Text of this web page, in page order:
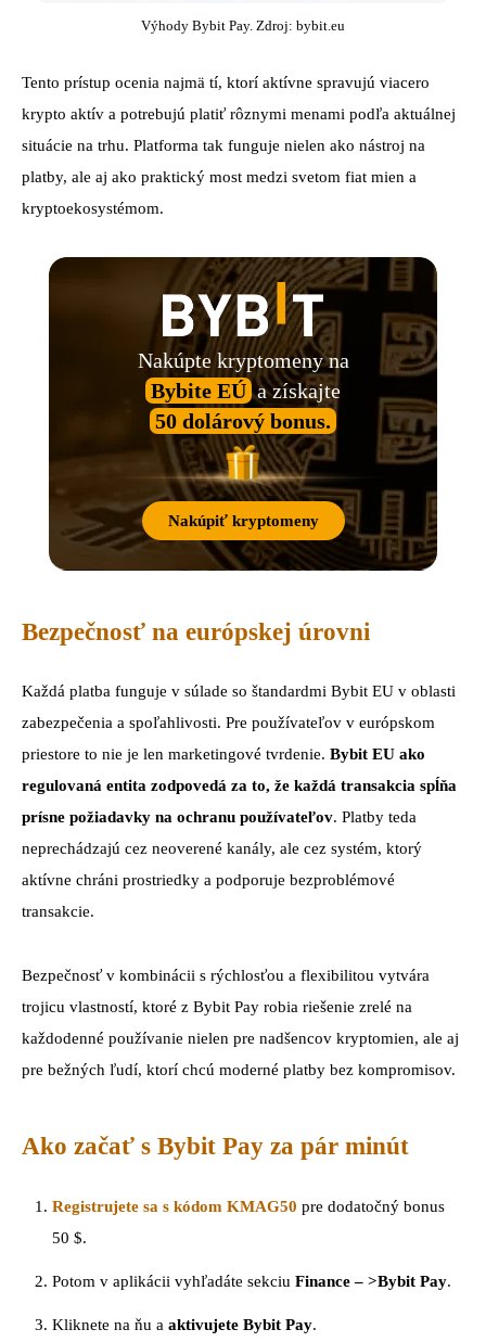
Výhody Bybit Pay. Zdroj: bybit.eu
Tento prístup ocenia najmä tí, ktorí aktívne spravujú viacero
krypto aktív a potrebujú platiť rôznymi menami podľa aktuálnej
situácie na trhu. Platforma tak funguje nielen ako nástroj na
platby, ale aj ako praktický most medzi svetom fiat mien a
kryptoekosystémom.
Nakúpte kryptomeny na
Bybite EÚ a získajte
50 dolárový bonus.
Nakúpiť kryptomeny
Bezpečnosť na európskej úrovni
Každá platba funguje v súlade so štandardmi Bybit EU v oblasti
zabezpečenia a spoľahlivosti. Pre používateľov v európskom
priestore to nie je len marketingové tvrdenie. Bybit EU ako
regulovaná entita zodpovedá za to, že každá transakcia spĺňa
prísne požiadavky na ochranu používateľov. Platby teda
neprechádzajú cez neoverené kanály, ale cez systém, ktorý
aktívne chráni prostriedky a podporuje bezproblémové
transakcie.
Bezpečnosť v kombinácii s rýchlosťou a flexibilitou vytvára
trojicu vlastností, ktoré z Bybit Pay robia riešenie zrelé na
každodenné používanie nielen pre nadšencov kryptomien, ale aj
pre bežných ľudí, ktorí chcú moderné platby bez kompromisov.
Ako začať s Bybit Pay za pár minút
Registrujete sa s kódom KMAG50 pre dodatočný bonus
50 $.
Potom v aplikácii vyhľadáte sekciu Finance – >Bybit Pay.
Kliknete na ňu a aktivujete Bybit Pay.